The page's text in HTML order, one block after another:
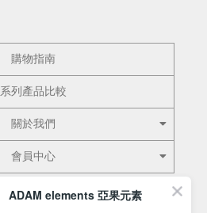
購物指南
系列產品比較
關於我們
會員中心
ADAM elements 亞果元素